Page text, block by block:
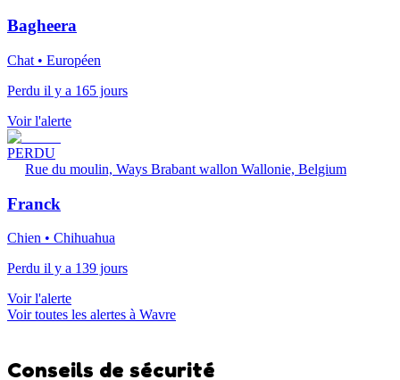
Bagheera
Chat • Européen
Perdu il y a 165 jours
Voir l'alerte
PERDU
Rue du moulin, Ways Brabant wallon Wallonie, Belgium
Franck
Chien • Chihuahua
Perdu il y a 139 jours
Voir l'alerte
Voir toutes les alertes à Wavre
Conseils de sécurité